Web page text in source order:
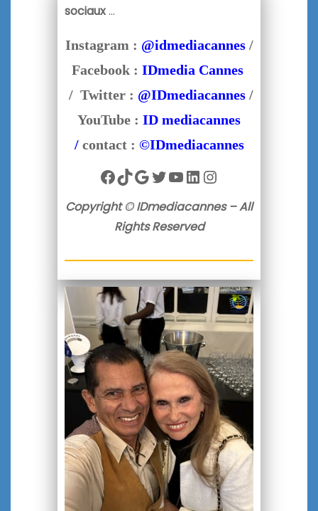
sociaux…
Instagram : @idmediacannes/
Facebook : IDmedia Cannes
/ Twitter : @IDmediacannes/
YouTube : ID mediacannes
/ contact : ©IDmediacannes
Facebook
TikTok
Google
Twitter
YouTube
LinkedIn
Instagram
Copyright © IDmediacannes – All
Rights Reserved